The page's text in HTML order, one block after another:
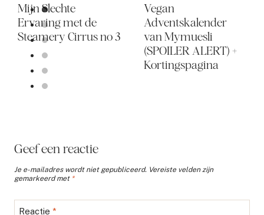
Mijn Slechte
Ervaring met de
Steamery Cirrus no 3
Vegan
Adventskalender
van Mymuesli
(SPOILER ALERT) +
Kortingspagina
Geef een reactie
Je e-mailadres wordt niet gepubliceerd. Vereiste velden zijn
gemarkeerd met *
Reactie *